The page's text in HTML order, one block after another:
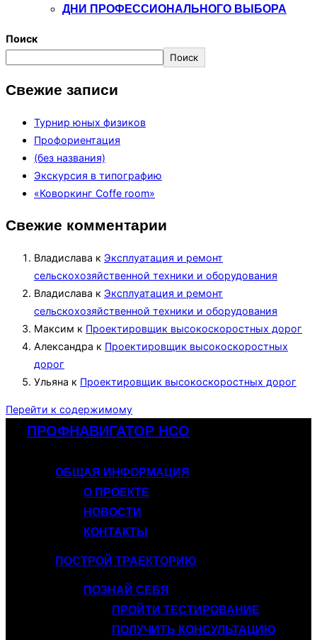
ДНИ ПРОФЕССИОНАЛЬНОГО ВЫБОРА
Поиск
Поиск
Свежие записи
Турнир юных физиков
Профориентация
(без названия)
Экскурсия в типографию
«Коворкинг Coffe room»
Свежие комментарии
Владислава к Эксплуатация и ремонт
сельскохозяйственной техники и оборудования
Владислава к Эксплуатация и ремонт
сельскохозяйственной техники и оборудования
Максим к Проектировщик высокоскоростных дорог
Александра к Проектировщик высокоскоростных
дорог
Ульяна к Проектировщик высокоскоростных дорог
Перейти к содержимому
ПРОФНАВИГАТОР НСО
ОБЩАЯ ИНФОРМАЦИЯ
О ПРОЕКТЕ
НОВОСТИ
КОНТАКТЫ
ПОСТРОЙ ТРАЕКТОРИЮ
ПОЗНАЙ СЕБЯ
ПРОЙТИ ТЕСТИРОВАНИЕ
ПОЛУЧИТЬ КОНСУЛЬТАЦИЮ